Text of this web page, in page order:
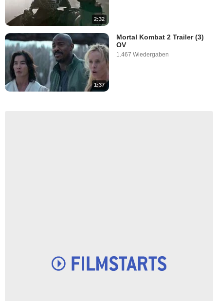
2:32
1:37
Mortal Kombat 2 Trailer (3)
OV
1.467 Wiedergaben